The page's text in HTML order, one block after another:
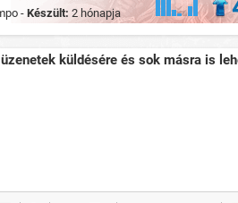
-Készült: 2 hónapja
küldésére és sok másra is